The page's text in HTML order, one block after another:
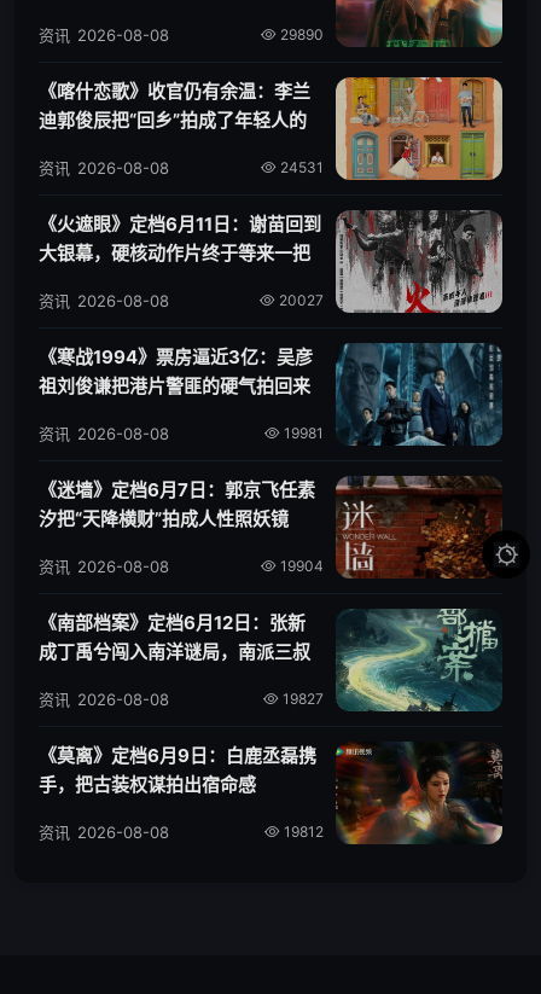
29890
资讯 2026-08-08
《喀什恋歌》收官仍有余温：李兰
迪郭俊辰把“回乡”拍成了年轻人的
24531
资讯 2026-08-08
《火遮眼》定档6月11日：谢苗回到
大银幕，硬核动作片终于等来一把
20027
资讯 2026-08-08
《寒战1994》票房逼近3亿：吴彦
祖刘俊谦把港片警匪的硬气拍回来
19981
资讯 2026-08-08
《迷墙》定档6月7日：郭京飞任素
汐把“天降横财”拍成人性照妖镜
19904
资讯 2026-08-08
《南部档案》定档6月12日：张新
成丁禹兮闯入南洋谜局，南派三叔
19827
资讯 2026-08-08
《莫离》定档6月9日：白鹿丞磊携
手，把古装权谋拍出宿命感
19812
资讯 2026-08-08
